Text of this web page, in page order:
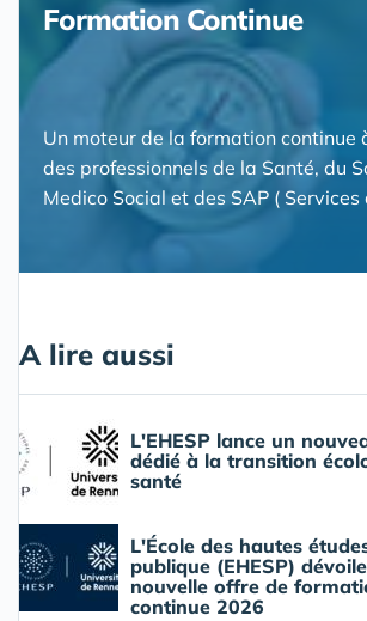
Formation Continue
Un moteur de la formation continue
des professionnels de la Santé, du
Medico Social et des SAP ( Services
A lire aussi
L'EHESP lance un
dédié à la transition
santé
L'École des hautes
publique (EHESP)
nouvelle offre de
continue 2026